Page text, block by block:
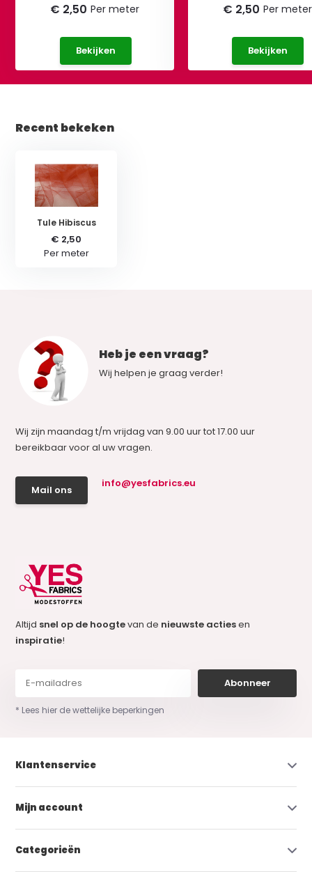
€ 2,50 Per meter
Bekijken
€ 2,50 Per meter
Bekijken
Recent bekeken
Tule Hibiscus
€ 2,50
Per meter
Heb je een vraag?
Wij helpen je graag verder!
Wij zijn maandag t/m vrijdag van 9.00 uur tot 17.00 uur
bereikbaar voor al uw vragen.
Mail ons
info@yesfabrics.eu
Altijd snel op de hoogtevan de nieuwste actiesen
inspiratie!
Abonneer
* Lees hier de wettelijke beperkingen
Klantenservice
Mijn account
Categorieën